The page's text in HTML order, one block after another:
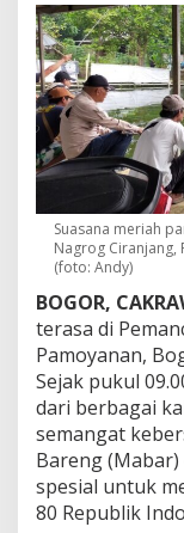
Suasana meriah
Nagrog Ciranjang,
(foto: Andy)
BOGOR,
terasa di
Pamoyanan,
Sejak pukul
dari berbagai
semangat
Bareng
spesial untuk
80 Republik